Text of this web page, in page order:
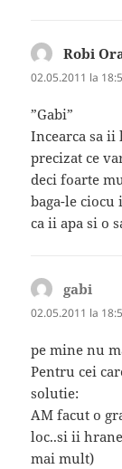
Robi
02.05.2011 la
”Gabi”
Incearca sa
precizat ce
deci foarte
baga-le ciocu
ca ii apa si o
gabi
02.05.2011 la
pe mine nu
Pentru cei
solutie:
AM facut o
loc..si ii
mai mult)